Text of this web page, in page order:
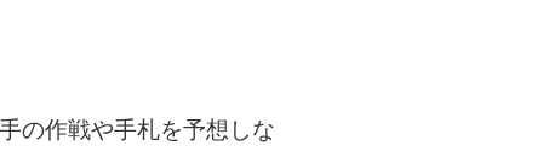
の作戦や手札を予想しな